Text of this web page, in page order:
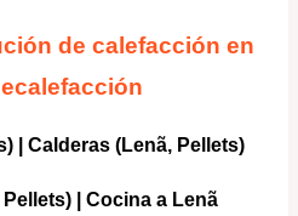
de calefacción en
Calderas (Lenã, Pellets)
| Cocina a Lenã